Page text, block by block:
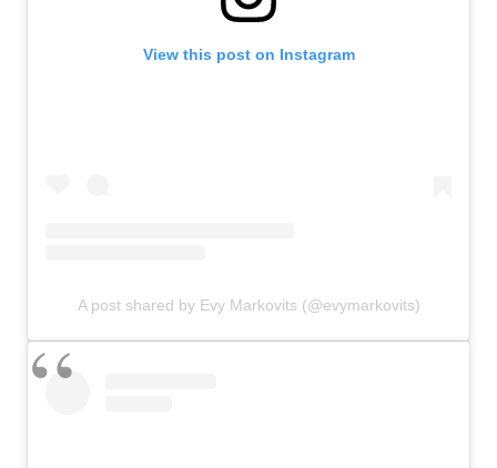
View this post on Instagram
A post shared by Evy Markovits (@evymarkovits)